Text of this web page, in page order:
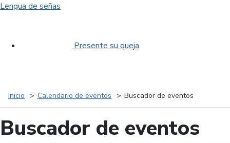
Lengua de señas
Presente su queja
Inicio Calendario de eventos Buscador de eventos
Buscador de eventos